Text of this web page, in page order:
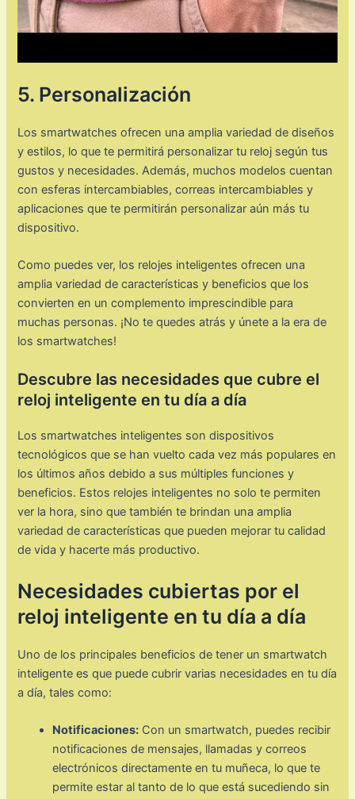
5. Personalización
Los smartwatches ofrecen una amplia variedad de diseños
y estilos, lo que te permitirá personalizar tu reloj según tus
gustos y necesidades. Además, muchos modelos cuentan
con esferas intercambiables, correas intercambiables y
aplicaciones que te permitirán personalizar aún más tu
dispositivo.
Como puedes ver, los relojes inteligentes ofrecen una
amplia variedad de características y beneficios que los
convierten en un complemento imprescindible para
muchas personas. ¡No te quedes atrás y únete a la era de
los smartwatches!
Descubre las necesidades que cubre el
reloj inteligente en tu día a día
Los smartwatches inteligentes son dispositivos
tecnológicos que se han vuelto cada vez más populares en
los últimos años debido a sus múltiples funciones y
beneficios. Estos relojes inteligentes no solo te permiten
ver la hora, sino que también te brindan una amplia
variedad de características que pueden mejorar tu calidad
de vida y hacerte más productivo.
Necesidades cubiertas por el
reloj inteligente en tu día a día
Uno de los principales beneficios de tener un smartwatch
inteligente es que puede cubrir varias necesidades en tu día
a día, tales como:
Notificaciones: Con un smartwatch, puedes recibir
notificaciones de mensajes, llamadas y correos
electrónicos directamente en tu muñeca, lo que te
permite estar al tanto de lo que está sucediendo sin